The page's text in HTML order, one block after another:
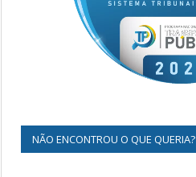
NÃO ENCONTROU O QUE QUERIA?